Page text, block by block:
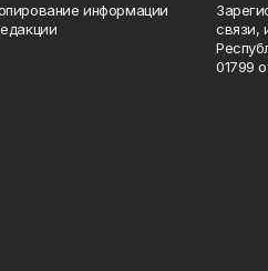
информации
связи,
01799